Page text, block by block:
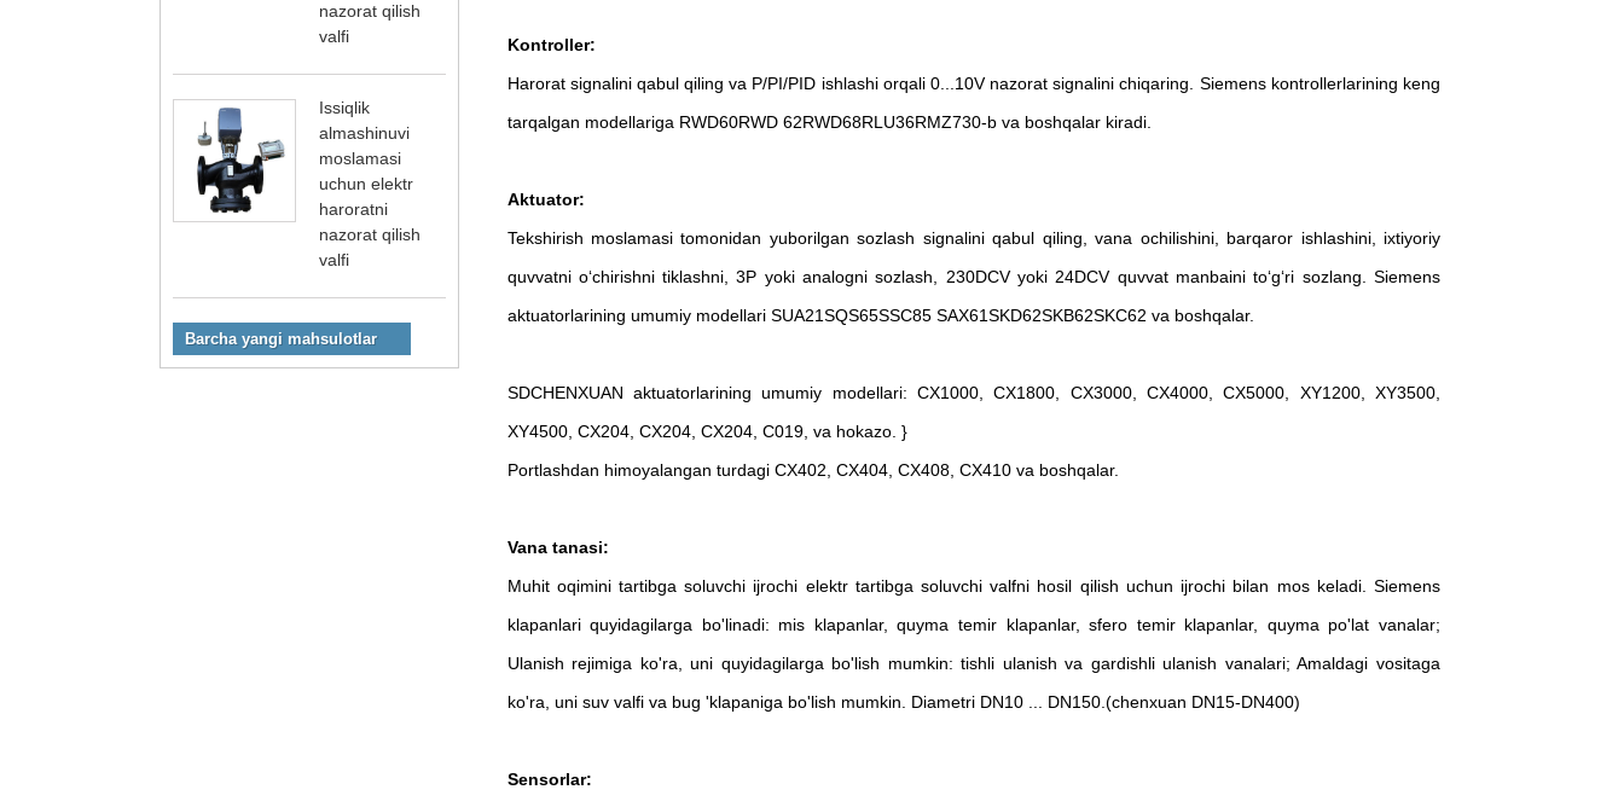
nazorat qilish
valfi
Issiqlik
almashinuvi
moslamasi
uchun elektr
haroratni
nazorat qilish
valfi
Barcha yangi mahsulotlar
Kontroller:
Harorat signalini qabul qiling va P/PI/PID ishlashi orqali 0...10V nazorat signalini chiqaring. Siemens kontrollerlarining keng
tarqalgan modellariga RWD60RWD 62RWD68RLU36RMZ730-b va boshqalar kiradi.
Aktuator:
Tekshirish moslamasi tomonidan yuborilgan sozlash signalini qabul qiling, vana ochilishini, barqaror ishlashini, ixtiyoriy
quvvatni oʻchirishni tiklashni, 3P yoki analogni sozlash, 230DCV yoki 24DCV quvvat manbaini toʻgʻri sozlang. Siemens
aktuatorlarining umumiy modellari SUA21SQS65SSC85 SAX61SKD62SKB62SKC62 va boshqalar.
SDCHENXUAN aktuatorlarining umumiy modellari: CX1000, CX1800, CX3000, CX4000, CX5000, XY1200, XY3500,
XY4500, CX204, CX204, CX204, C019, va hokazo. }
Portlashdan himoyalangan turdagi CX402, CX404, CX408, CX410 va boshqalar.
Vana tanasi:
Muhit oqimini tartibga soluvchi ijrochi elektr tartibga soluvchi valfni hosil qilish uchun ijrochi bilan mos keladi. Siemens
klapanlari quyidagilarga bo'linadi: mis klapanlar, quyma temir klapanlar, sfero temir klapanlar, quyma po'lat vanalar;
Ulanish rejimiga ko'ra, uni quyidagilarga bo'lish mumkin: tishli ulanish va gardishli ulanish vanalari; Amaldagi vositaga
ko'ra, uni suv valfi va bug 'klapaniga bo'lish mumkin. Diametri DN10 ... DN150.(chenxuan DN15-DN400)
Sensorlar: